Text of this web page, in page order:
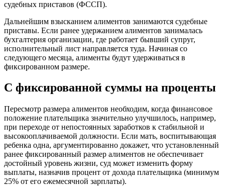
судебных приставов (ФССП).
Дальнейшим взысканием алиментов занимаются судебные
приставы. Если ранее удержанием алиментов занималась
бухгалтерия организации, где работает бывший супруг,
исполнительный лист направляется туда. Начиная со
следующего месяца, алименты будут удерживаться в
фиксированном размере.
С фиксированной суммы на проценты
Пересмотр размера алиментов необходим, когда финансовое
положение плательщика значительно улучшилось, например,
при переходе от непостоянных заработков к стабильной и
высокооплачиваемой должности. Если мать, воспитывающая
ребенка одна, аргументированно докажет, что установленный
ранее фиксированный размер алиментов не обеспечивает
достойный уровень жизни, суд может изменить форму
выплаты, назначив процент от дохода плательщика (минимум
25% от его ежемесячной зарплаты).